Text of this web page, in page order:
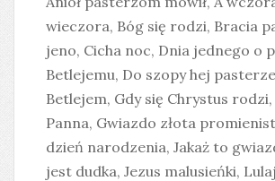
wieczora, Bóg się rodzi, Bracia
jeno, Cicha noc, Dnia jednego o
Betlejemu, Do szopy hej
Betlejem, Gdy się Chrystus rodzi,
Panna, Gwiazdo złota
dzień narodzenia, Jakaż to
jest dudka, Jezus malusieńki,